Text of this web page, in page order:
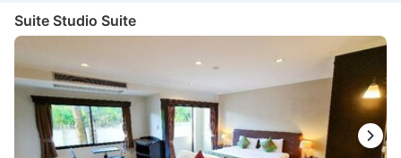
Suite Studio Suite